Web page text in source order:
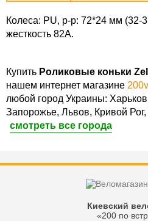
Колеса: PU, р-р: 72*24 мм (32-
жесткость 82А.
Купить Роликовые коньки
нашем интернет магазине
любой город Украины:
Запорожье, Львов, Кривой
смотреть все города
Киевский
«200 по